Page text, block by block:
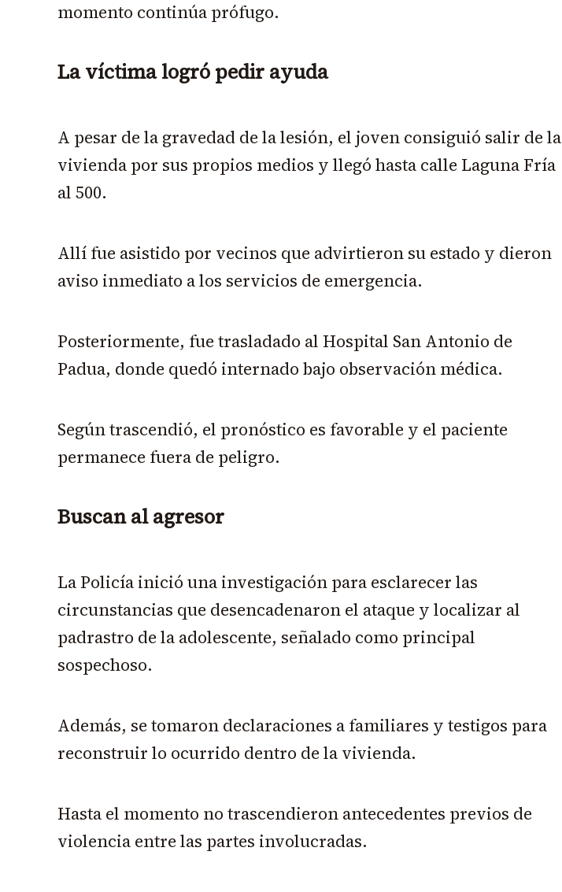
momento continúa prófugo.
La víctima logró pedir ayuda
A pesar de la gravedad de la lesión, el joven consiguió salir de la
vivienda por sus propios medios y llegó hasta calle Laguna Fría
al 500.
Allí fue asistido por vecinos que advirtieron su estado y dieron
aviso inmediato a los servicios de emergencia.
Posteriormente, fue trasladado al Hospital San Antonio de
Padua, donde quedó internado bajo observación médica.
Según trascendió, el pronóstico es favorable y el paciente
permanece fuera de peligro.
Buscan al agresor
La Policía inició una investigación para esclarecer las
circunstancias que desencadenaron el ataque y localizar al
padrastro de la adolescente, señalado como principal
sospechoso.
Además, se tomaron declaraciones a familiares y testigos para
reconstruir lo ocurrido dentro de la vivienda.
Hasta el momento no trascendieron antecedentes previos de
violencia entre las partes involucradas.